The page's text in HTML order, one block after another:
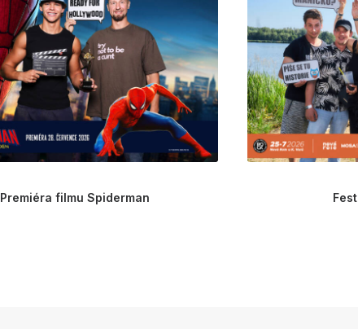
Premiéra filmu Spiderman